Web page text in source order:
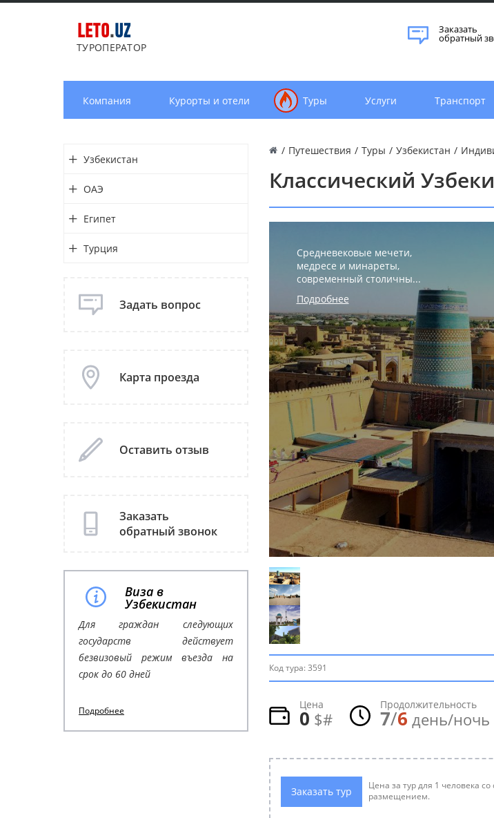
LETO.UZ
ТУРОПЕРАТОР
Заказать
обратный
Компания Курорты и отели Туры Услуги Транспорт
/ Путешествия / Туры / Узбекистан /
Классический
Узбекистан
ОАЭ
Египет
Турция
Задать вопрос
Карта проезда
Оставить отзыв
Заказать
обратный звонок
Виза в
Узбекистан
Для граждан следующих
государств действует
безвизовый режим въезда на
срок до 60 дней
Подробнее
Средневековые мечети,
медресе и минареты,
современный столичны...
Подробнее
Код тура: 3591
Цена
0 $#
Продолжительность
7/6 день/ночь
Заказать тур
Цена за тур для 1 человека
размещением.